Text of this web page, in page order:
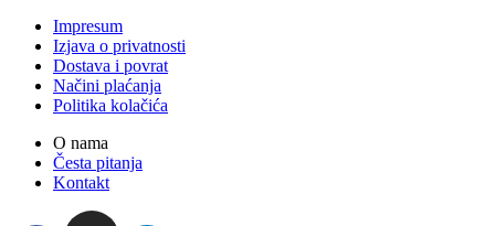
Impresum
Izjava o privatnosti
Dostava i povrat
Načini plaćanja
Politika kolačića
O nama
Česta pitanja
Kontakt